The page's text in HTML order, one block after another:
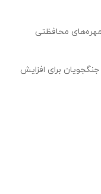
محافظتی
برای افزایش